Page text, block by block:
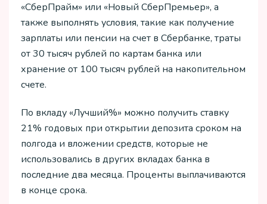
«СберПрайм» или «Новый СберПремьер», а
также выполнять условия, такие как получение
зарплаты или пенсии на счет в Сбербанке, траты
от 30 тысяч рублей по картам банка или
хранение от 100 тысяч рублей на накопительном
счете.
По вкладу «Лучший%» можно получить ставку
21% годовых при открытии депозита сроком на
полгода и вложении средств, которые не
использовались в других вкладах банка в
последние два месяца. Проценты выплачиваются
в конце срока.